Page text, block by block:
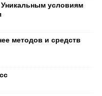
условиям
методов и средств